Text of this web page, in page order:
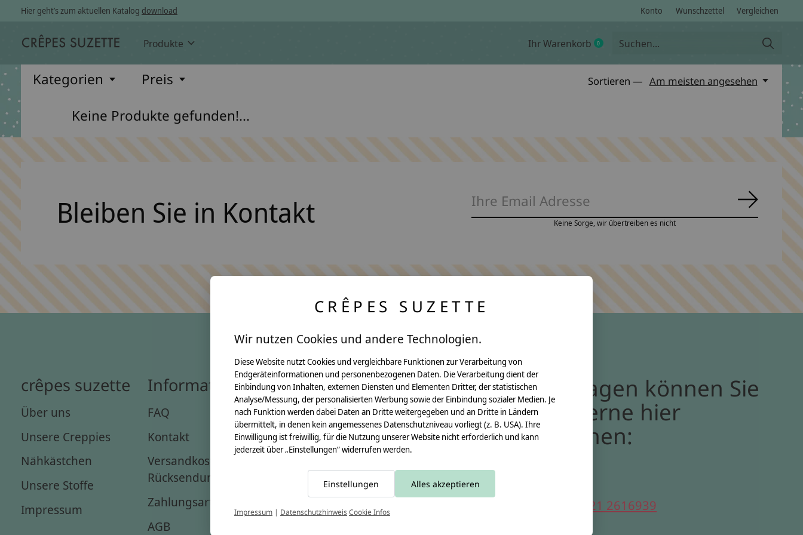
Hier geht’s zum aktuellen Katalog download Konto Wunschzettel Vergleichen
Produkte Ihr Warenkorb 0items
Kategorien Preis Sortieren — Am meisten angesehen
Keine Produkte gefunden!...
Bleiben Sie in Kontakt Keine Sorge, wir übertreiben es nicht
crêpes suzette
Über uns
Unsere Creppies
Nähkästchen
Unsere Stoffe
Impressum
Informationen
FAQ
Kontakt
Versandkosten &
Rücksendungen
Zahlungsarten
AGB
Anleitungen
Video Nähset
Anleitung MOMA
Schultüte
Leseknochen
Schnittmuster
Bei Fragen können Sie
uns gerne hier
erreichen:
0221 2616939
CRÊPES SUZETTE
Wir nutzen Cookies und andere Technologien.
Diese Website nutzt Cookies und vergleichbare Funktionen zur Verarbeitung von
Endgeräteinformationen und personenbezogenen Daten. Die Verarbeitung dient der
Einbindung von Inhalten, externen Diensten und Elementen Dritter, der statistischen
Analyse/Messung, der personalisierten Werbung sowie der Einbindung sozialer Medien. Je
nach Funktion werden dabei Daten an Dritte weitergegeben und an Dritte in Ländern
übermittelt, in denen kein angemessenes Datenschutzniveau vorliegt (z. B. USA). Ihre
Einwilligung ist freiwillig, für die Nutzung unserer Website nicht erforderlich und kann
jederzeit über „Einstellungen“ widerrufen werden.
Einstellungen Alles akzeptieren
Impressum | DatenschutzhinweisCookie Infos